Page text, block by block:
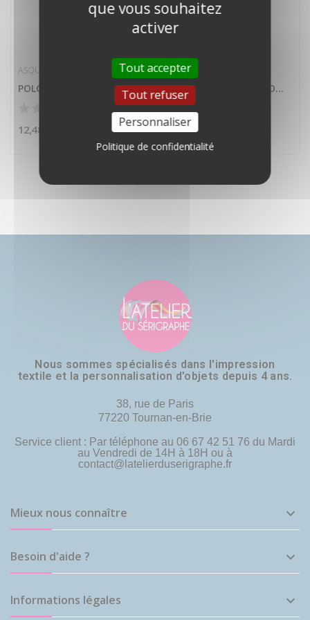
que vous souhaitez
activer
Tout accepter
Tout refuser
Personnaliser
Politique de confidentialité
ASQUITH & FOX
POLO CLASSIC FIT - FEMME
12,48 €
ASQUITH & FOX
POLO CLASSIC FIT - HOMME
12,48 €
Nous sommes spécialisés dans l'impression
textile et la personnalisation d'objets depuis 4 ans.
38, rue de Paris
77220 Tournan-en-Brie
Service client : Par téléphone au 06 67 42 51 76 du Mardi
au Vendredi de 14H à 18H ou à
contact@latelierduserigraphe.fr
Mieux nous connaître 
Besoin d'aide ? 
Informations légales 